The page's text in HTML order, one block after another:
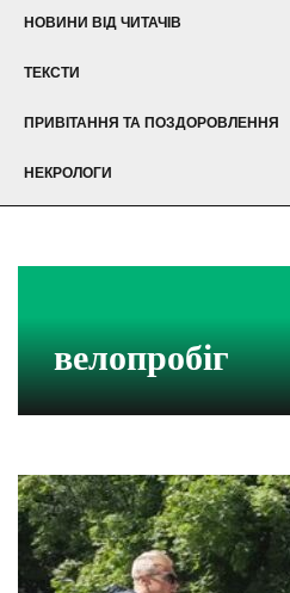
НОВИНИ ВІД ЧИТАЧІВ
ТЕКСТИ
ПРИВІТАННЯ ТА ПОЗДОРОВЛЕННЯ
НЕКРОЛОГИ
велопробіг